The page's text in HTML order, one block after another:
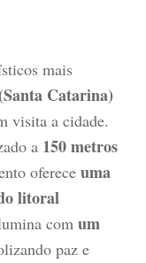
mais
Catarina)
visita a cidade.
a 150 metros
oferece uma
litoral
com um
paz e